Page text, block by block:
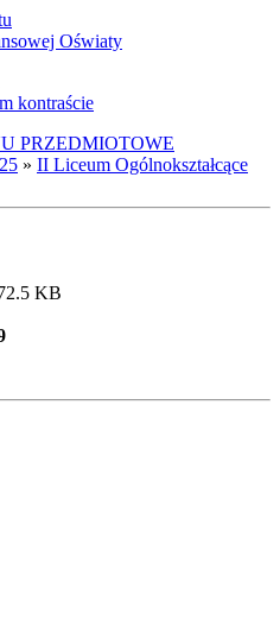
Oświaty
PRZEDMIOTOWE
» II Liceum Ogólnokształcące
KB